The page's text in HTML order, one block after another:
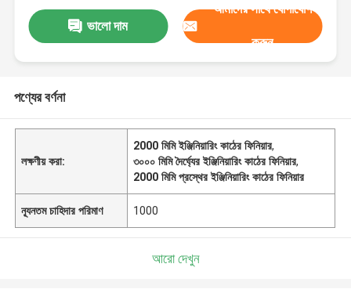
ভালো দাম
আমাদের সাথে যোগাযোগ
করুন
পণ্যের বর্ণনা
লক্ষণীয় করা:
2000 মিমি ইঞ্জিনিয়ারিং কাঠের ফিনিয়ার,
৩০০০ মিমি দৈর্ঘ্যের ইঞ্জিনিয়ারিং কাঠের ফিনিয়ার,
2000 মিমি প্রস্থের ইঞ্জিনিয়ারিং কাঠের ফিনিয়ার
ন্যূনতম চাহিদার পরিমাণ 1000
আরো দেখুন